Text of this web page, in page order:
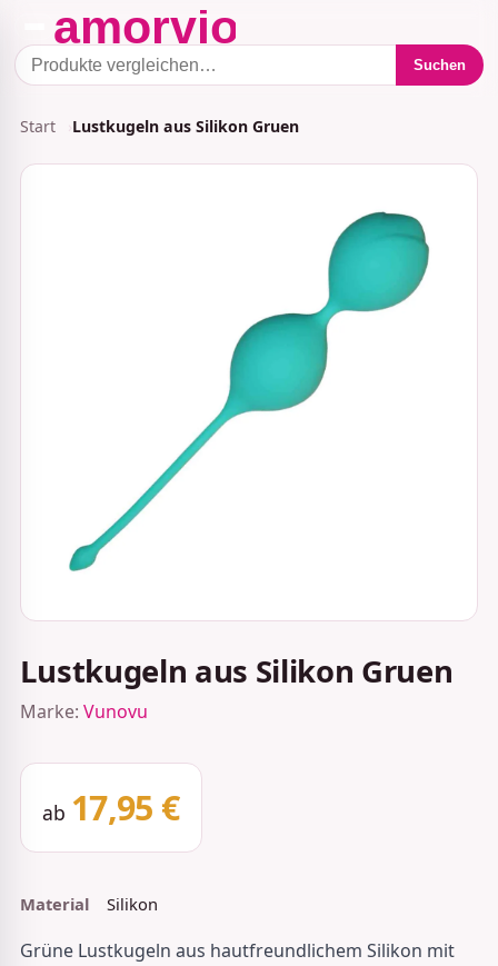
Suchen
Start Lustkugeln aus Silikon Gruen
Lustkugeln aus Silikon Gruen
Marke: Vunovu
ab 17,95 €
Material Silikon
Grüne Lustkugeln aus hautfreundlichem Silikon mit